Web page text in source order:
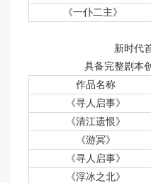
《一仆二主》
新时代
具备完整剧本
作品名称
《寻人启事》
《清江遗恨》
《游冥》
《寻人启事》
《浮冰之北》